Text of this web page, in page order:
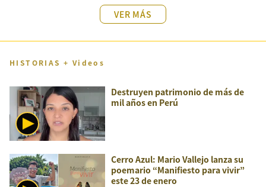
VER MÁS
HISTORIAS + Videos
Destruyen patrimonio de más de
mil años en Perú
Cerro Azul: Mario Vallejo lanza su
poemario “Manifiesto para vivir”
este 23 de enero